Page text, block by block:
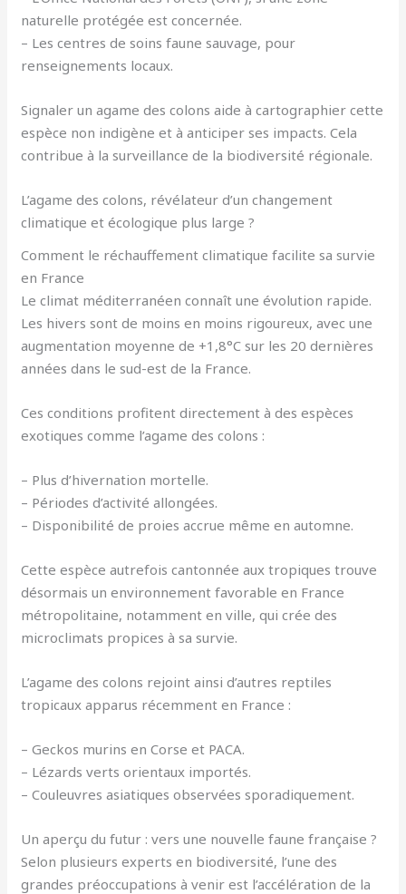
naturelle protégée est concernée.
– Les centres de soins faune sauvage, pour
renseignements locaux.
Signaler un agame des colons aide à cartographier cette
espèce non indigène et à anticiper ses impacts. Cela
contribue à la surveillance de la biodiversité régionale.
L’agame des colons, révélateur d’un changement
climatique et écologique plus large ?
Comment le réchauffement climatique facilite sa survie
en France
Le climat méditerranéen connaît une évolution rapide.
Les hivers sont de moins en moins rigoureux, avec une
augmentation moyenne de +1,8°C sur les 20 dernières
années dans le sud-est de la France.
Ces conditions profitent directement à des espèces
exotiques comme l’agame des colons :
– Plus d’hivernation mortelle.
– Périodes d’activité allongées.
– Disponibilité de proies accrue même en automne.
Cette espèce autrefois cantonnée aux tropiques trouve
désormais un environnement favorable en France
métropolitaine, notamment en ville, qui crée des
microclimats propices à sa survie.
L’agame des colons rejoint ainsi d’autres reptiles
tropicaux apparus récemment en France :
– Geckos murins en Corse et PACA.
– Lézards verts orientaux importés.
– Couleuvres asiatiques observées sporadiquement.
Un aperçu du futur : vers une nouvelle faune française ?
Selon plusieurs experts en biodiversité, l’une des
grandes préoccupations à venir est l’accélération de la